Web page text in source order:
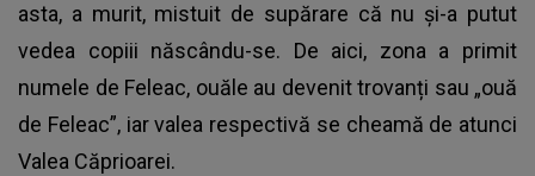
asta, a murit, mistuit de supărare că nu și-a putut
vedea copiii născându-se. De aici, zona a primit
numele de Feleac, ouăle au devenit trovanți sau „ouă
de Feleac”, iar valea respectivă se cheamă de atunci
Valea Căprioarei.